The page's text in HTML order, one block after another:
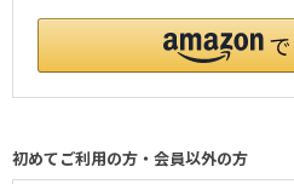
初めてご利用の方・会員以外の方